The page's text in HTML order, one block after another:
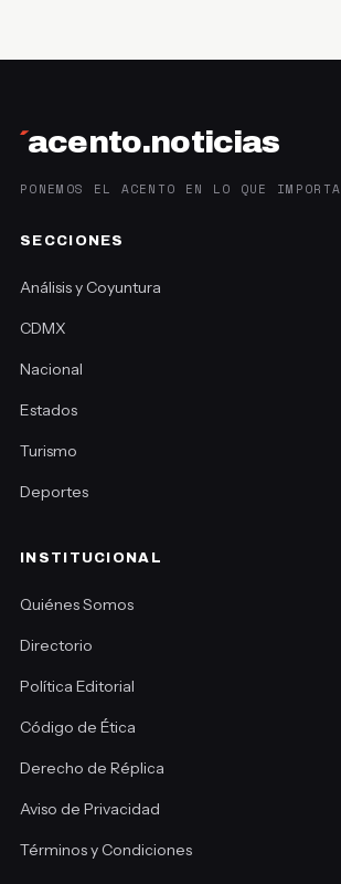
´acento.noticias
PONEMOS EL ACENTO EN LO QUE IMPORTA
SECCIONES
Análisis y Coyuntura
CDMX
Nacional
Estados
Turismo
Deportes
INSTITUCIONAL
Quiénes Somos
Directorio
Política Editorial
Código de Ética
Derecho de Réplica
Aviso de Privacidad
Términos y Condiciones